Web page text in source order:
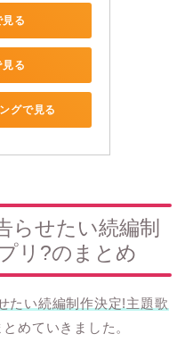
る
る
グで見る
らせたい続編制
リ?のまとめ
たい続編制作決定!主題歌
めていきました。